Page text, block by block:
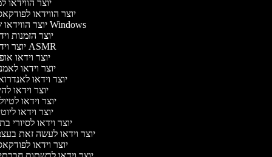
יוצר הווידאו
יוצר הווידאו
יוצר הווידאו של Windows
יוצר הזמנות
יוצר וידאו ASMR
יוצר וידאו
יוצר וידאו
יוצר וידאו
יוצר וידאו
יוצר וידאו
יוצר וידאו
יוצר וידאו לסיורי
יוצר וידאו לעשה זאת
יוצר וידאו